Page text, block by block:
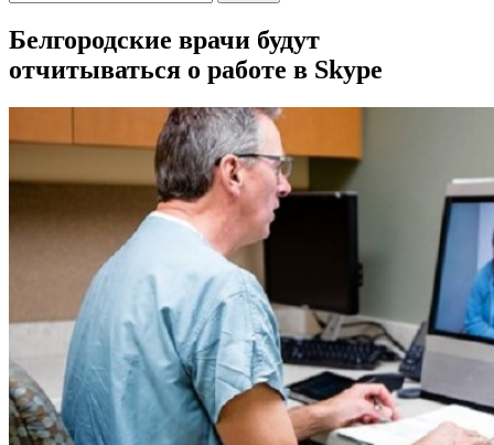
Белгородские врачи будут
отчитываться о работе в Skype